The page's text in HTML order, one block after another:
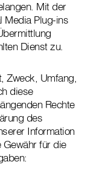
Mit der
Media Plug-ins
Dienst zu.
Zweck, Umfang,
diese
Rechte
des
Information
Gewähr für die